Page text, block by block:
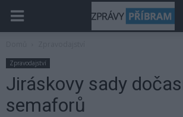
Zpravodajství
Jiráskovy sady
semaforů